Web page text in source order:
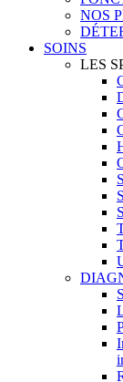
NOS
SOINS
LES